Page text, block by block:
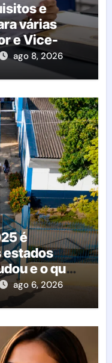
e
várias
e Vice-
ago 8, 2026
é
estados
e o que
brasileira
ago 6, 2026